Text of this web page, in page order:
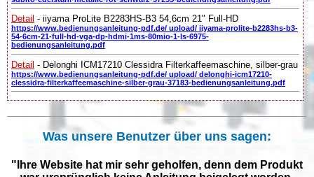
Detail - iiyama ProLite B2283HS-B3 54,6cm 21" Full-HD
https://www.bedienungsanleitung-pdf.de/ upload/ iiyama-prolite-b2283hs-b3-
54-6cm-21-full-hd-vga-dp-hdmi-1ms-80mio-1-ls-6975-
bedienungsanleitung.pdf
Detail - Delonghi ICM17210 Clessidra Filterkaffeemaschine, silber-grau
https://www.bedienungsanleitung-pdf.de/ upload/ delonghi-icm17210-
clessidra-filterkaffeemaschine-silber-grau-37183-bedienungsanleitung.pdf
Was unsere Benutzer über uns sagen:
"Ihre Website hat mir sehr geholfen, denn dem Produkt